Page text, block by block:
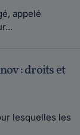
appelé
: droits et
lesquelles les